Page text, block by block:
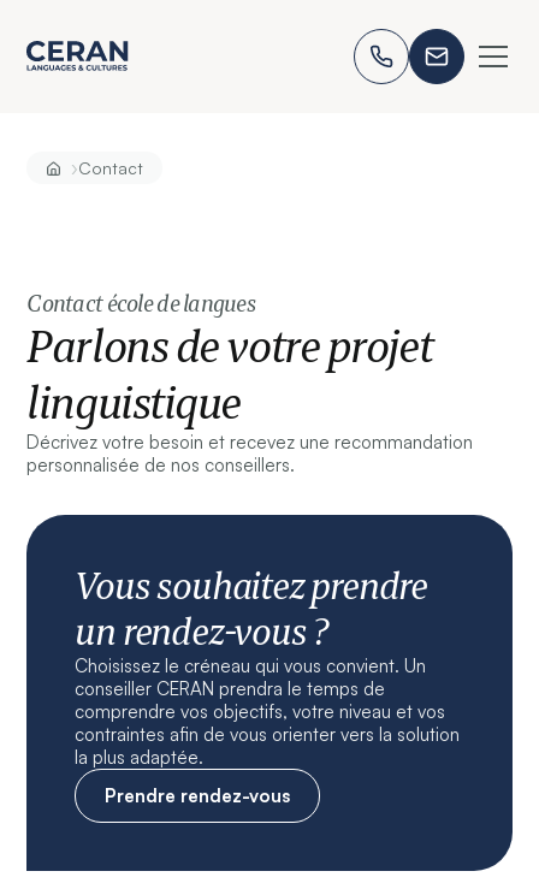
›Contact
Contact école de langues
Parlons de votre projet
linguistique
Décrivez votre besoin et recevez une recommandation
personnalisée de nos conseillers.
Vous souhaitez prendre
un rendez-vous ?
Choisissez le créneau qui vous convient. Un
conseiller CERAN prendra le temps de
comprendre vos objectifs, votre niveau et vos
contraintes afin de vous orienter vers la solution
la plus adaptée.
Prendre rendez-vous